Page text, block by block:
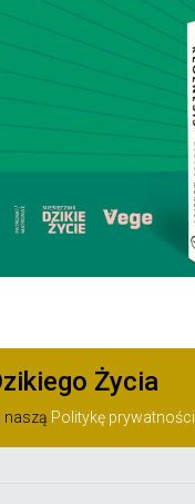
Życia
naszą Politykę prywatności